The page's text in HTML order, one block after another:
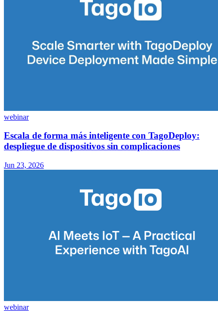
webinar
Escala de forma más inteligente con TagoDeploy:
despliegue de dispositivos sin complicaciones
Jun 23, 2026
webinar